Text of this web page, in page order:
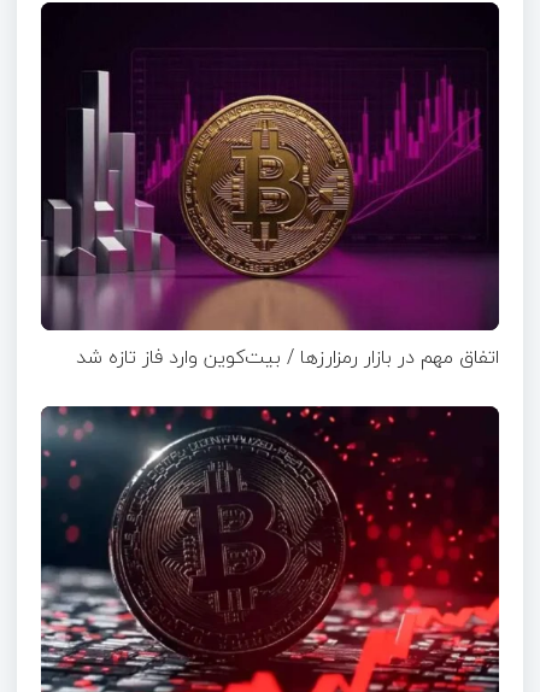
اتفاق مهم در بازار رمزارزها / بیت‌کوین وارد فاز تازه شد